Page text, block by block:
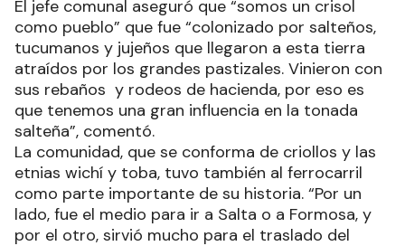
El jefe comunal aseguró que “somos un crisol
como pueblo” que fue “colonizado por salteños,
tucumanos y jujeños que llegaron a esta tierra
atraídos por los grandes pastizales. Vinieron con
sus rebaños y rodeos de hacienda, por eso es
que tenemos una gran influencia en la tonada
salteña”, comentó.
La comunidad, que se conforma de criollos y las
etnias wichí y toba, tuvo también al ferrocarril
como parte importante de su historia. “Por un
lado, fue el medio para ir a Salta o a Formosa, y
por el otro, sirvió mucho para el traslado del